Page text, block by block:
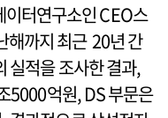
터연구소인 CEO스
해까지 최근 20년 간
실적을 조사한 결과,
5000억원, DS 부문은